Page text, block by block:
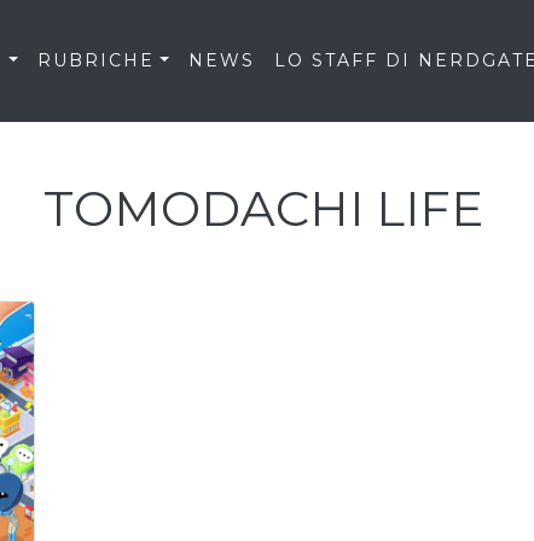
RUBRICHE NEWS LO STAFF DI
TOMODACHI LIFE